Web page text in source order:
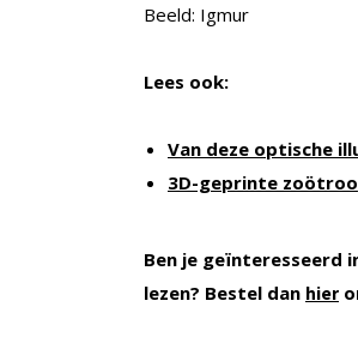
Beeld: Igmur
Lees ook:
Van deze optische
3D-geprinte
Ben je geïnteresseerd
lezen? Bestel dan hier